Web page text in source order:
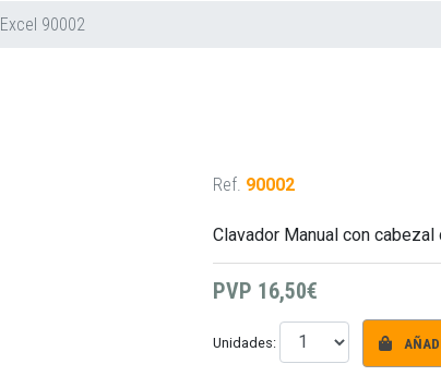
Excel 90002
Ref. 90002
Clavador Manual con
PVP 16,50€
Unidades: